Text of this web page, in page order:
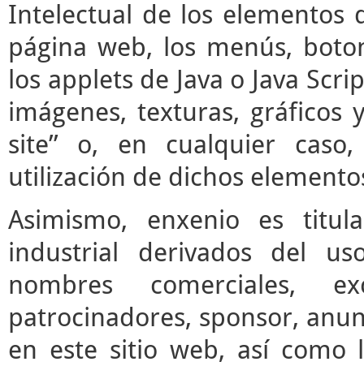
Intelectual de los elementos
página web, los menús,
los applets de Java o Java
imágenes, texturas,
site” o, en cualquier
utilización de dichos
Asimismo, enxenio es
industrial derivados del
nombres comerciales,
patrocinadores, sponsor,
en este sitio web, así como